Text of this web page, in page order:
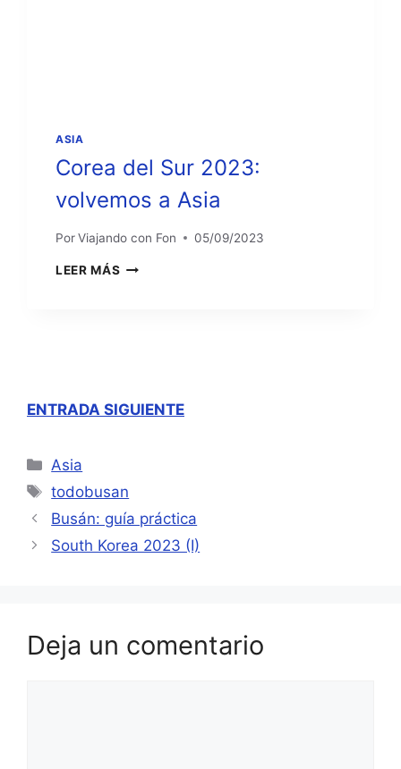
ASIA
Corea del Sur 2023:
volvemos a Asia
PorViajando con Fon 05/09/2023
LEER MÁS COREA
ENTRADA SIGUIENTE
Categorías
Asia
Etiquetas
todobusan
Busán: guía práctica
South Korea 2023 (I)
Deja un comentario